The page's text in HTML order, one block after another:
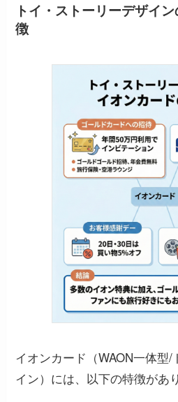
トイ・ストーリーデザイ
徴
イオンカード（WAON一体型
イン）には、以下の特徴があ